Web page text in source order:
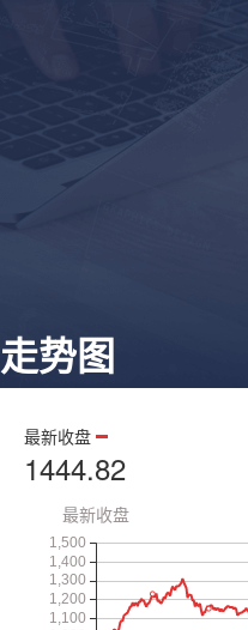
走势图
最新收盘
1444.82